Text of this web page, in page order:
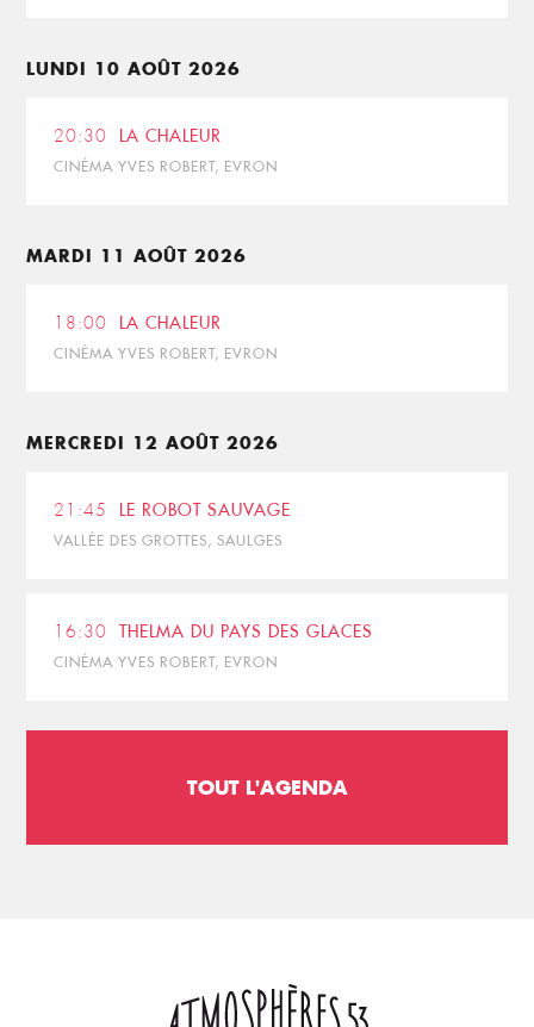
LUNDI 10 AOÛT 2026
20:30 LA CHALEUR
CINÉMA YVES ROBERT, EVRON
MARDI 11 AOÛT 2026
18:00 LA CHALEUR
CINÉMA YVES ROBERT, EVRON
MERCREDI 12 AOÛT 2026
21:45 LE ROBOT SAUVAGE
VALLÉE DES GROTTES, SAULGES
16:30 THELMA DU PAYS DES GLACES
CINÉMA YVES ROBERT, EVRON
TOUT L'AGENDA